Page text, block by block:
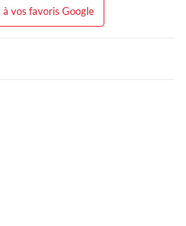
vos favoris Google